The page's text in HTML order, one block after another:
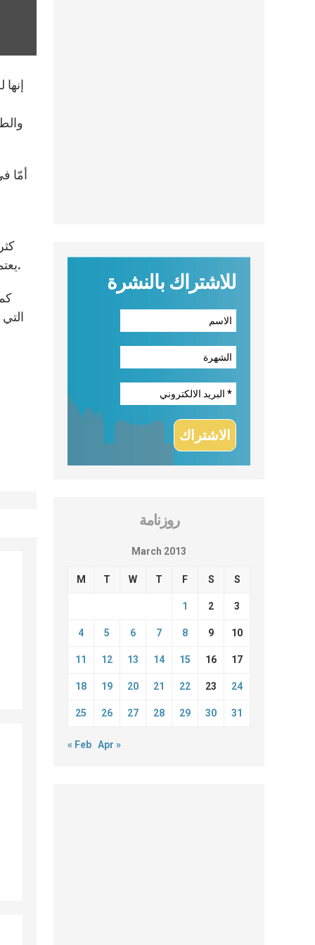
أمّا
يعتمد على عون الله، وعلى مساعدة الروح القدس وعلى عاطفة وصلاة الكاثوليك، وملايين الأشخاص ذات النوايا الصالحة.
للاشتراك بالنشرة
روزنامة
March 2013
M T W T F S S
1 2 3
4 5 6 7 8 9 10
11 12 13 14 15 16 17
18 19 20 21 22 23 24
25 26 27 28 29 30 31
« Feb Apr »